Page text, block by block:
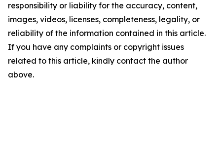
responsibility or liability for the accuracy, content,
images, videos, licenses, completeness, legality, or
reliability of the information contained in this article.
If you have any complaints or copyright issues
related to this article, kindly contact the author
above.